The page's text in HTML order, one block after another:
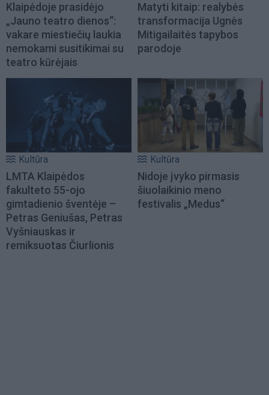
Klaipėdoje prasidėjo
„Jauno teatro dienos“:
vakare miestiečių laukia
nemokami susitikimai su
teatro kūrėjais
Matyti kitaip: realybės
transformacija Ugnės
Mitigailaitės tapybos
parodoje
Kultūra
LMTA Klaipėdos
fakulteto 55-ojo
gimtadienio šventėje –
Petras Geniušas, Petras
Vyšniauskas ir
remiksuotas Čiurlionis
Kultūra
Nidoje įvyko pirmasis
šiuolaikinio meno
festivalis „Medus“